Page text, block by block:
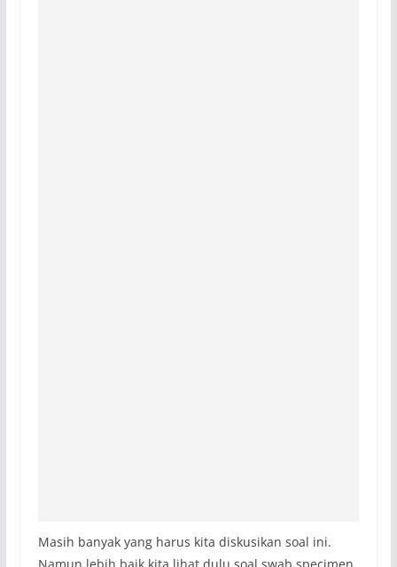
Masih banyak yang harus kita diskusikan soal ini.